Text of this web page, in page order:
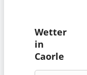
Wetter
in
Caorle